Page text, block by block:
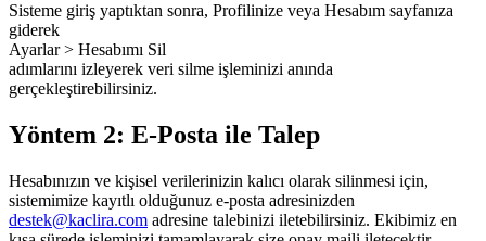
Sisteme giriş yaptıktan sonra, Profilinize veya Hesabım sayfanıza
giderek
Ayarlar > Hesabımı Sil
adımlarını izleyerek veri silme işleminizi anında
gerçekleştirebilirsiniz.
Yöntem 2: E-Posta ile Talep
Hesabınızın ve kişisel verilerinizin kalıcı olarak silinmesi için,
sistemimize kayıtlı olduğunuz e-posta adresinizden
destek@kaclira.com adresine talebinizi iletebilirsiniz. Ekibimiz en